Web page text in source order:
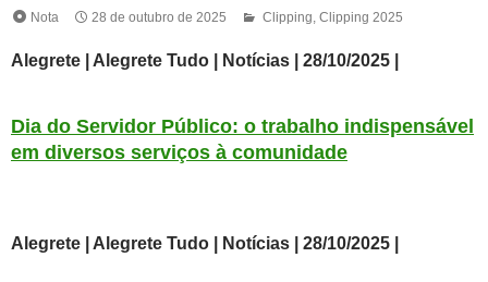
Nota 28 de outubro de 2025 Clipping Clipping 2025
Alegrete | Alegrete Tudo | Notícias | 28/10/2025 |
Dia do Servidor Público: o trabalho indispensável
em diversos serviços à comunidade
Alegrete | Alegrete Tudo | Notícias | 28/10/2025 |